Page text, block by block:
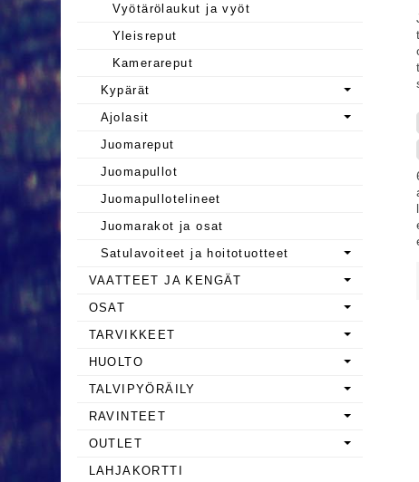
Vyötärölaukut ja vyöt
Yleisreput
Kamerareput
Kypärät
Ajolasit
Juomareput
Juomapullot
Juomapullotelineet
Juomarakot ja osat
Satulavoiteet ja hoitotuotteet
VAATTEET JA KENGÄT
OSAT
TARVIKKEET
HUOLTO
TALVIPYÖRÄILY
RAVINTEET
OUTLET
LAHJAKORTTI